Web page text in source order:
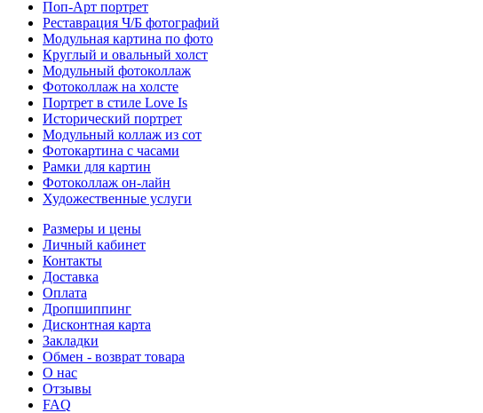
Поп-Арт портрет
Реставрация Ч/Б фотографий
Модульная картина по фото
Круглый и овальный холст
Модульный фотоколлаж
Фотоколлаж на холсте
Портрет в стиле Love Is
Исторический портрет
Модульный коллаж из сот
Фотокартина с часами
Рамки для картин
Фотоколлаж он-лайн
Художественные услуги
Размеры и цены
Личный кабинет
Контакты
Доставка
Оплата
Дропшиппинг
Дисконтная карта
Закладки
Обмен - возврат товара
О нас
Отзывы
FAQ